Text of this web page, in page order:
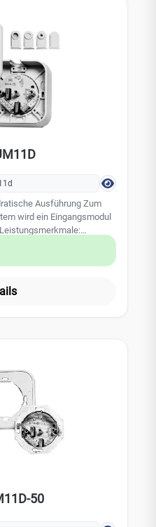
Ausführung Zum
wird ein Eingangsmodul
C Technische Daten:
50